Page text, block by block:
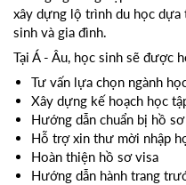
xây dựng lộ trình du học
sinh và gia đình.
Tại Á - Âu, học sinh sẽ được
Tư vấn lựa chọn ngành
Xây dựng kế hoạch học
Hướng dẫn chuẩn bị hồ
Hỗ trợ xin thư mời nhập
Hoàn thiện hồ sơ visa
Hướng dẫn hành trang